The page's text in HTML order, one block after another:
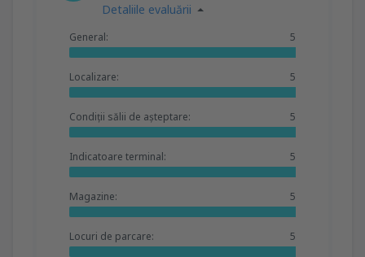
Detaliile evaluării
General: 5
Localizare: 5
Condiții sălii de așteptare: 5
Indicatoare terminal: 5
Magazine: 5
Locuri de parcare: 5